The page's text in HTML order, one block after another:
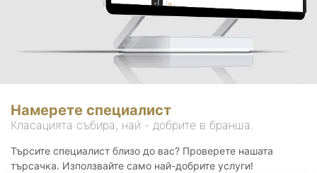
Намерете специалист
Класацията събира, най - добрите в бранша.
Търсите специалист близо до вас? Проверете нашата
търсачка. Използвайте само най-добрите услуги!